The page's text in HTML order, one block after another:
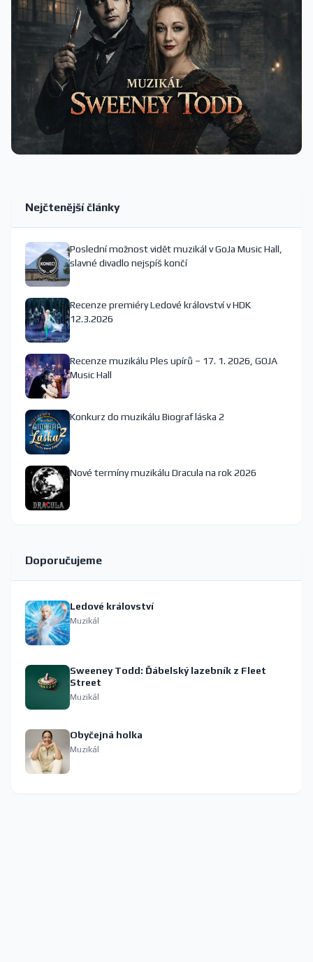
Nejčtenější články
Poslední možnost vidět muzikál v GoJa Music Hall,
slavné divadlo nejspíš končí
Recenze premiéry Ledové království v HDK
12.3.2026
Recenze muzikálu Ples upírů – 17. 1. 2026, GOJA
Music Hall
Konkurz do muzikálu Biograf láska 2
Nové termíny muzikálu Dracula na rok 2026
Doporučujeme
Ledové království
Muzikál
Sweeney Todd: Ďábelský lazebník z Fleet
Street
Muzikál
Obyčejná holka
Muzikál